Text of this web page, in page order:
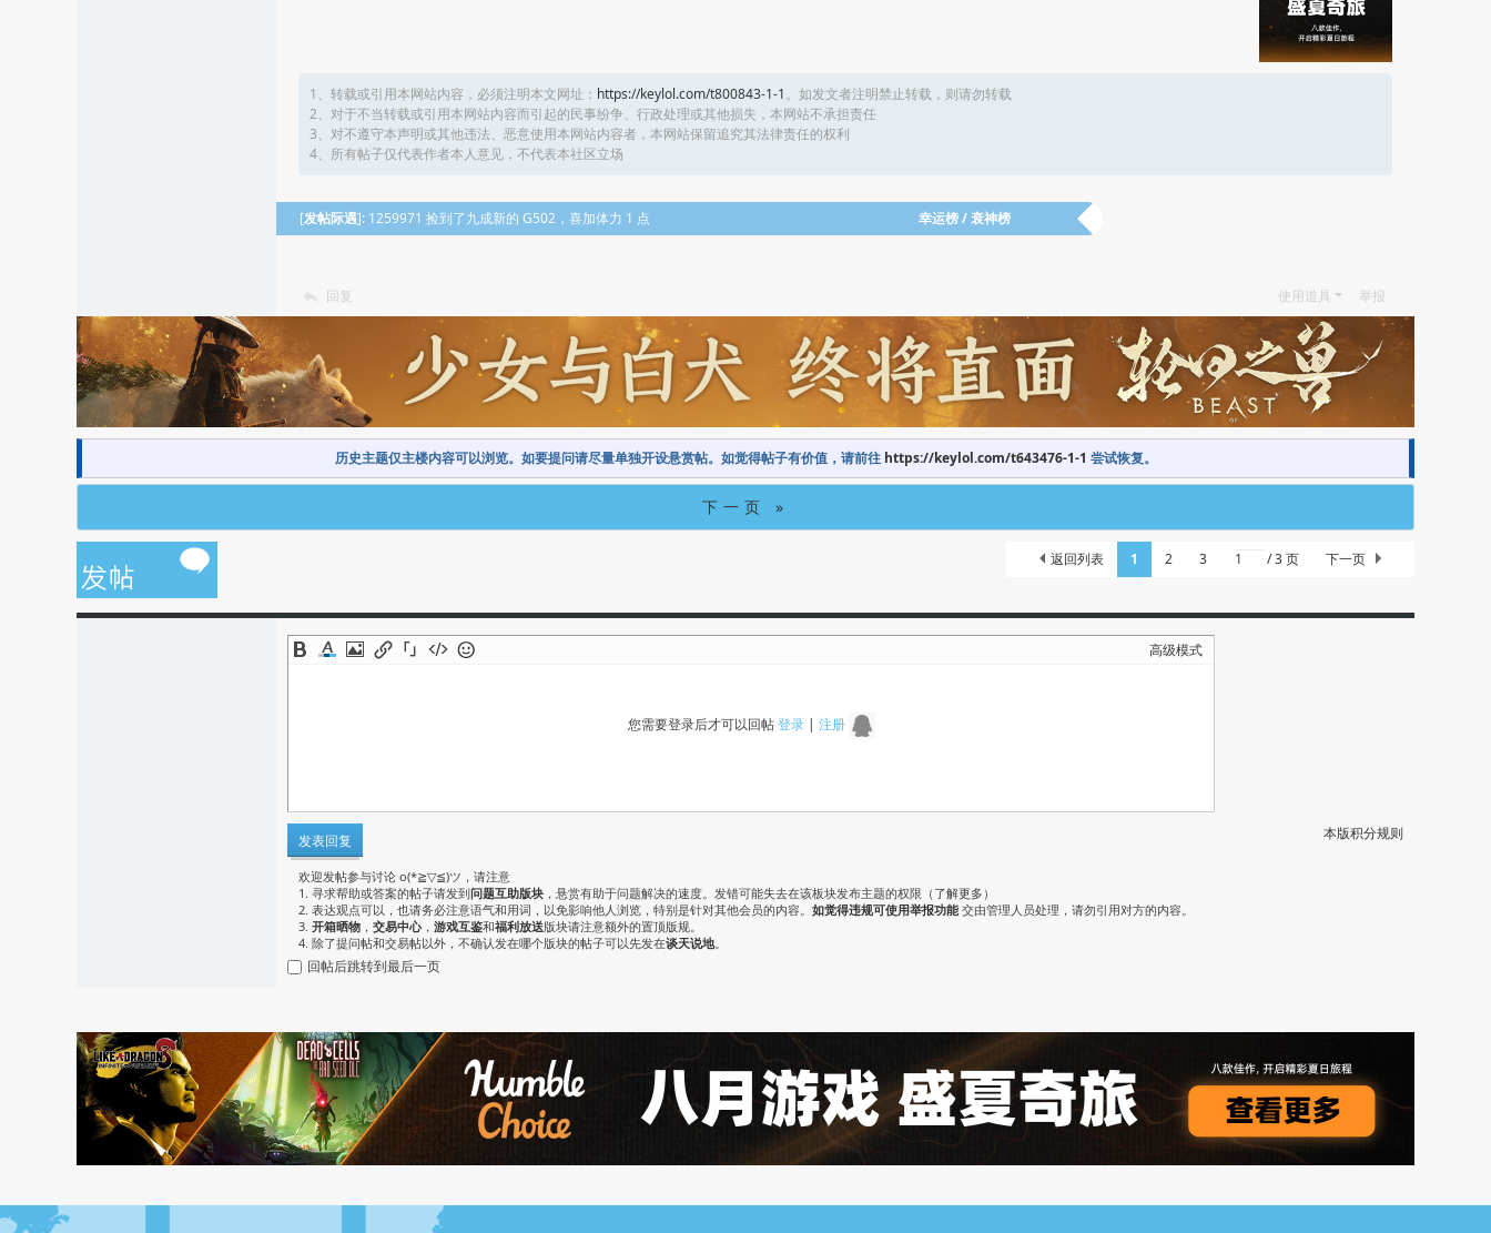
1、转载或引用本网站内容，必须注明本文网址： https://keylol.com/t800843-1-1。如发文者注明禁止转载，则请勿转载
2、对于不当转载或引用本网站内容而引起的民事纷争、行政处理或其他损失，本网站不承担责任
3、对不遵守本声明或其他违法、恶意使用本网站内容者，本网站保留追究其法律责任的权利
4、所有帖子仅代表作者本人意见，不代表本社区立场
[发帖际遇]: 1259971 捡到了九成新的 G502，喜加体力 1 点 幸运榜 / 衰神榜
回复 使用道具 举报
历史主题仅主楼内容可以浏览。如要提问请尽量单独开设悬赏帖。如觉得帖子有价值，请前往 https://keylol.com/t643476-1-1 尝试恢复。
下一页 »
1 2 3 / 3 页 下一页
返回列表
高级模式
您需要登录后才可以回帖登录| 注册
本版积分规则
发表回复
欢迎发帖参与讨论 o(*≧▽≦)ツ，请注意
1. 寻求帮助或答案的帖子请发到问题互助版块 ，悬赏有助于问题解决的速度。发错可能失去在该板块发布主题的权限（ 了解更多 ）
2. 表达观点可以，也请务必注意语气和用词，以免影响他人浏览，特别是针对其他会员的内容。 如觉得违规可使用举报功能 交由管理人员处理，请勿引用对方的内容。
3. 开箱晒物 ， 交易中心， 游戏互鉴和福利放送版块请注意额外的置顶版规。
4. 除了提问帖和交易帖以外，不确认发在哪个版块的帖子可以先发在谈天说地。
回帖后跳转到最后一页